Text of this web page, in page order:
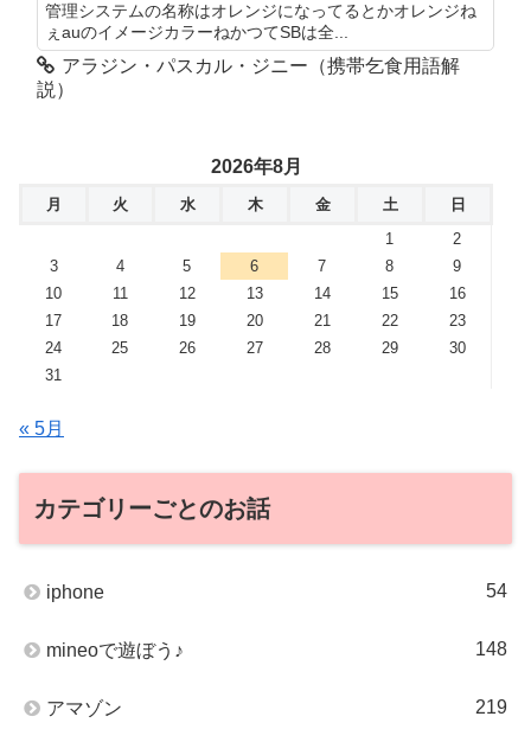
管理システムの名称はオレンジになってるとかオレンジね
ぇauのイメージカラーねかつてSBは全...
アラジン・パスカル・ジニー（携帯乞食用語解
説）
2026年8月
月 火 水 木 金 土
日
1
2
3
4 5 6 7 8
9
10
11 12 13 14 15
16
17
18 19 20 21 22
23
24
25 26 27 28 29
30
31
« 5月
カテゴリーごとのお話
iphone 54
mineoで遊ぼう♪ 148
アマゾン 219